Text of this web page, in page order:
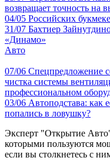
возвращает точность на
04/05 Российских
31/07 Бахтиер
«Динамо»
Авто
07/06 Спецпредложение
чистка системы
профессиональном
03/06 Автоподстава: как
попались в ловушку?
Эксперт "Открытие
которыми пользуются
если вы столкнетесь с